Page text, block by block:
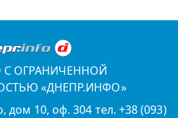
ОГРАНИЧЕННОЙ
«ДНЕПР.ИНФО»
дом 10, оф. 304 тел. +38 (093)